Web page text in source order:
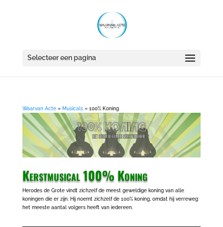
Selecteer een pagina
Waarvan Acte» Musicals» 100% Koning
Kerstmusical 100% Koning
Herodes de Grote vindt zichzelf de meest geweldige koning van alle
koningen die er zijn. Hij noemt zichzelf de 100% koning, omdat hij verreweg
het meeste aantal volgers heeft van iedereen.